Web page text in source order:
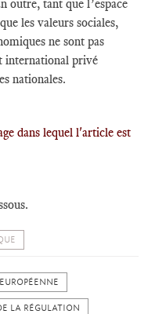
outre, tant que l’espace
les valeurs sociales,
ne sont pas
international privé
nationales.
dans lequel l'article est
LA RÉGULATION